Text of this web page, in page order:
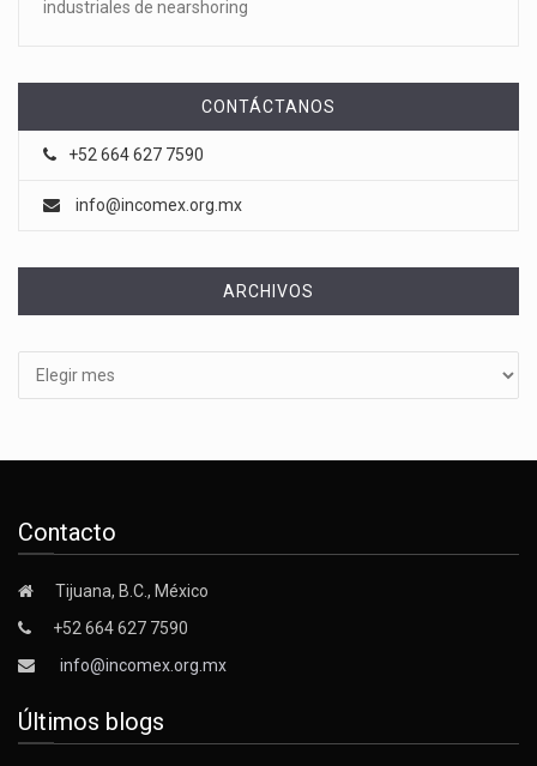
industriales de nearshoring
CONTÁCTANOS
+52 664 627 7590
info@incomex.org.mx
ARCHIVOS
Contacto
Tijuana, B.C., México
+52 664 627 7590
info@incomex.org.mx
Últimos blogs